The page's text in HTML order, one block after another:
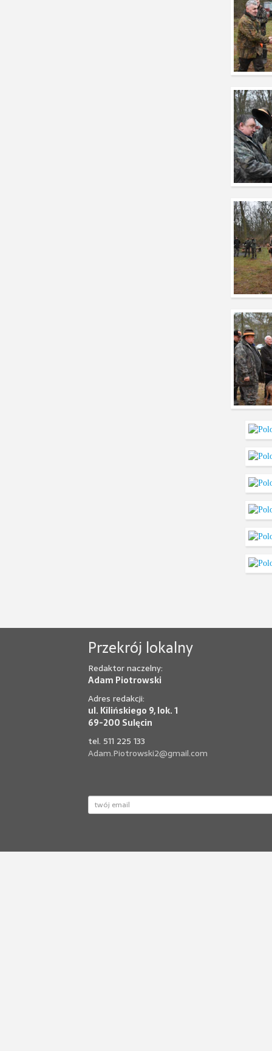
Przekrój lokalny
Redaktor naczelny:
Adam Piotrowski
Adres redakcji:
ul. Kilińskiego 9, lok. 1
69-200 Sulęcin
tel. 511 225 133
Adam.Piotrowski2@gmail.com